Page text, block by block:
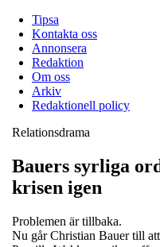
Tipsa
Kontakta oss
Annonsera
Redaktion
Om oss
Arkiv
Redaktionell policy
Relationsdrama
Bauers syrliga
krisen igen
Problemen är tillbaka.
Nu går Christian Bauer till